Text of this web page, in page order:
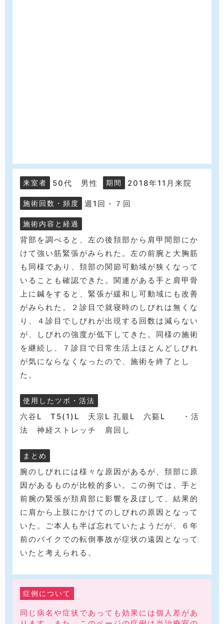
来室者 50代 男性 期間 2018年11月来院
施術回数・頻度 週1回・７回
施術内容と経過
背部を調べると、左の後頚部から肩甲間部にか
けて強い筋緊張がみられた。左の前腕と大胸筋
も同様であり、頚部の関節可動域が狭くなって
いることも確認できた。関連がある手と肩甲骨
上に鍼をすると、緊張が緩和し可動域にも改善
がみられた。２診目で就寝時のしびれは無くな
り、４診目でしびれが出現する回数は減らない
が、しびれの強度が低下してきた。同様の施術
を継続し、７診目で日常生活上ほとんどしびれ
が気にならなくなったので、施術を終了とし
た。
使用したツボ・活法
六谷L T5(1)L 天宗L 孔最L 六谿L ・活
法 神経ストレッチ 肩回し
まとめ
腕のしびれには様々な原因があるが、頚部に原
因があるものが比較的多い。この例では、手と
前腕の緊張が頚肩部に影響を及ぼして、結果的
に肩から上肢にかけてのしびれの原因となって
いた。ご本人も半ば忘れていたようだが、６年
前のバイクでの転倒事故が症状の遠因となって
いたと考えられる。
症例について
同じ病名や症状であっても効果には個人差があ